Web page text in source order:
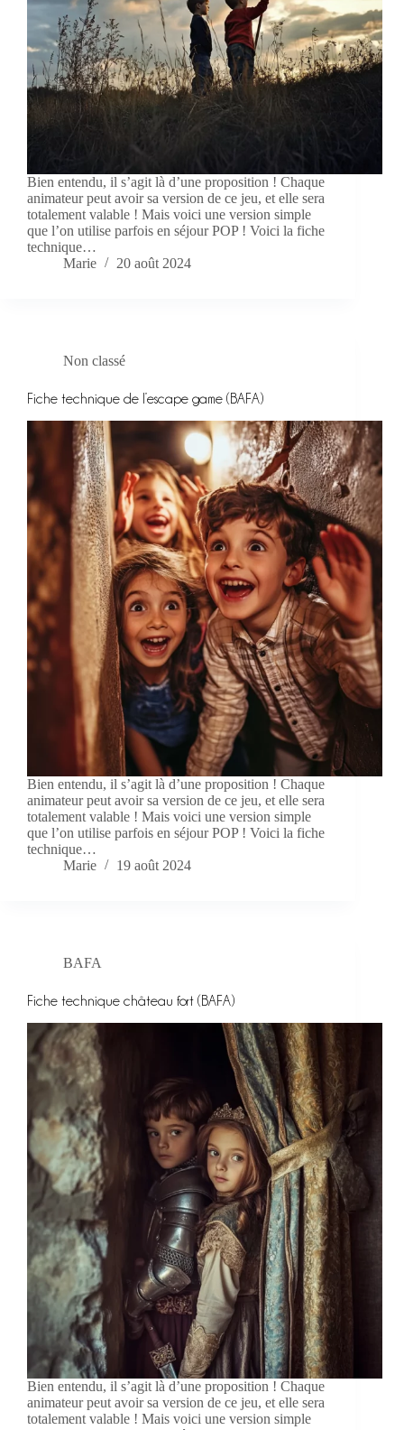
Bien entendu, il s’agit là d’une proposition ! Chaque
animateur peut avoir sa version de ce jeu, et elle sera
totalement valable ! Mais voici une version simple
que l’on utilise parfois en séjour POP ! Voici la fiche
technique…
Marie
20 août 2024
Non classé
Fiche technique de l’escape game (BAFA)
Bien entendu, il s’agit là d’une proposition ! Chaque
animateur peut avoir sa version de ce jeu, et elle sera
totalement valable ! Mais voici une version simple
que l’on utilise parfois en séjour POP ! Voici la fiche
technique…
Marie
19 août 2024
BAFA
Fiche technique château fort (BAFA)
Bien entendu, il s’agit là d’une proposition ! Chaque
animateur peut avoir sa version de ce jeu, et elle sera
totalement valable ! Mais voici une version simple